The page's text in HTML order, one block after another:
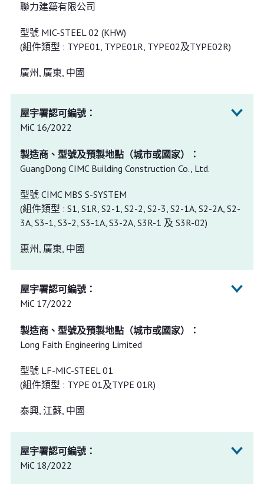
聯力建築有限公司
型號 MIC-STEEL 02 (KHW)
(組件類型 : TYPE01, TYPE01R, TYPE02及TYPE02R)
廣州, 廣東, 中國
MiC 16/2022
GuangDong CIMC Building Construction Co., Ltd.
型號 CIMC MBS S-SYSTEM
(組件類型 : S1, S1R, S2-1, S2-2, S2-3, S2-1A, S2-2A, S2-
3A, S3-1, S3-2, S3-1A, S3-2A, S3R-1 及 S3R-02)
惠州, 廣東, 中國
MiC 17/2022
Long Faith Engineering Limited
型號 LF-MIC-STEEL 01
(組件類型 : TYPE 01及TYPE 01R)
泰興, 江蘇, 中國
MiC 18/2022